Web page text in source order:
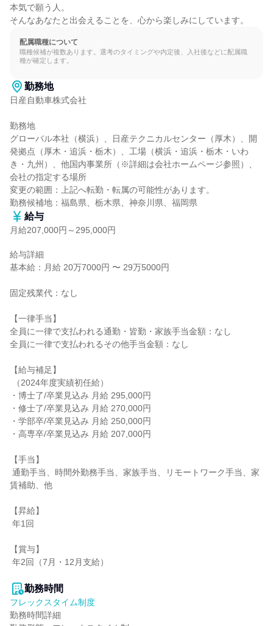
本気で願う人。
そんなあなたと出会えることを、心から楽しみにしています。
配属職種について
職種候補が複数あります。選考のタイミングや内定後、入社後などに配属職
種が確定します。
勤務地
日産自動車株式会社
勤務地
グローバル本社（横浜）、日産テクニカルセンター（厚木）、開
発拠点（厚木・追浜・栃木）、工場（横浜・追浜・栃木・いわ
き・九州）、他国内事業所（※詳細は会社ホームページ参照）、
会社の指定する場所
変更の範囲：上記へ転勤・転属の可能性があります。
勤務候補地：福島県、栃木県、神奈川県、福岡県
給与
月給207,000円～295,000円
給与詳細
基本給：月給 20万7000円 〜 29万5000円
固定残業代：なし
【一律手当】
全員に一律で支払われる通勤・皆勤・家族手当金額：なし
全員に一律で支払われるその他手当金額：なし
【給与補足】
・博士了/卒業見込み 月給 295,000円
・修士了/卒業見込み 月給 270,000円
・学部卒/卒業見込み 月給 250,000円
・高専卒/卒業見込み 月給 207,000円
【手当】
賃補助、他
【昇給】
【賞与】
勤務時間
フレックスタイム制度
勤務時間詳細